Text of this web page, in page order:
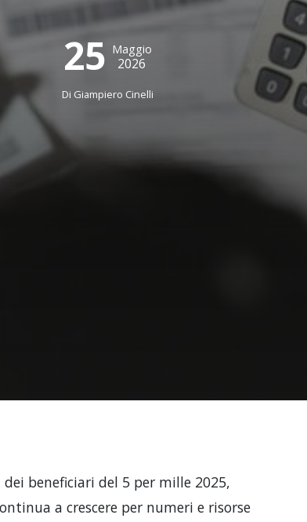
25 Maggio
2026
Di Giampiero Cinelli
beneficiari del 5 per mille 2025,
a crescere per numeri e risorse